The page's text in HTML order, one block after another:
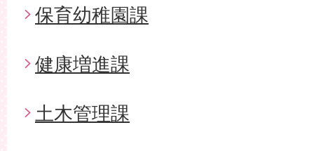
保育幼稚園課
健康増進課
土木管理課